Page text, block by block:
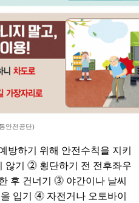
안전공단)
방하기 위해 안전수칙을 지키
않기 ⓶ 횡단하기 전 전후좌우
후 건너기 ⓷ 야간이나 날씨
입기 ⓸ 자전거나 오토바이